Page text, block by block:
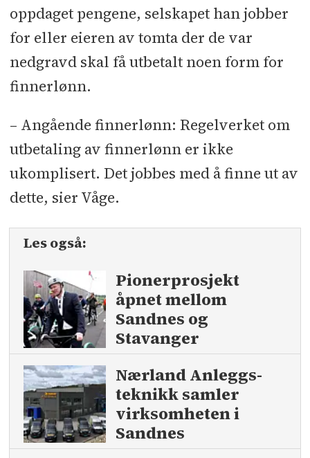
oppdaget pengene, selskapet han jobber
for eller eieren av tomta der de var
nedgravd skal få utbetalt noen form for
finnerlønn.
– Angående finnerlønn: Regelverket om
utbetaling av finnerlønn er ikke
ukomplisert. Det jobbes med å finne ut av
dette, sier Våge.
Les også:
Pionerprosjekt
åpnet mellom
Sandnes og
Stavanger
Nærland Anleggs­
teknikk samler
virksomheten i
Sandnes